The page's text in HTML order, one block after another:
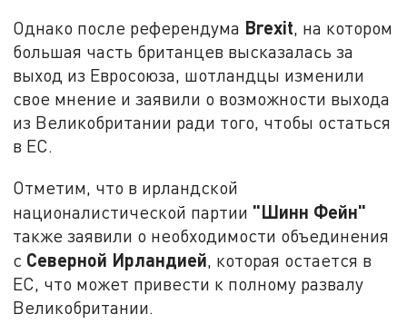
Однако после референдума Brexit, на котором
большая часть британцев высказалась за
выход из Евросоюза, шотландцы изменили
свое мнение и заявили о возможности выхода
из Великобритании ради того, чтобы остаться
в ЕС.
Отметим, что в ирландской
националистической партии "Шинн Фейн"
также заявили о необходимости объединения
с Северной Ирландией , которая остается в
ЕС, что может привести к полному развалу
Великобритании.